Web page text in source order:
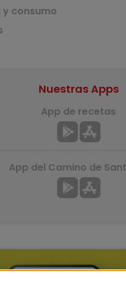
y consumo
Nuestras Apps
App de recetas
App del Camino de